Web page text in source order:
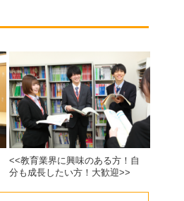
<<教育業界に興味のある方！自
分も成長したい方！大歓迎>>